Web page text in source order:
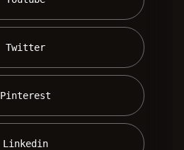
Twitter
Pinterest
Linkedin